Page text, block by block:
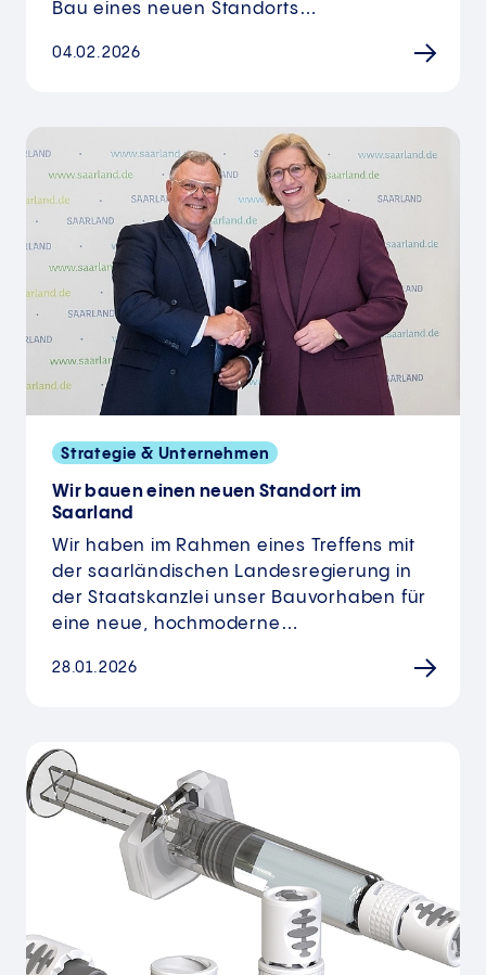
Bau eines neuen Standorts…
04.02.2026
Strategie & Unternehmen
Wir bauen einen neuen Standort im
Saarland
Wir haben im Rahmen eines Treffens mit
der saarländischen Landesregierung in
der Staatskanzlei unser Bauvorhaben für
eine neue, hochmoderne…
28.01.2026